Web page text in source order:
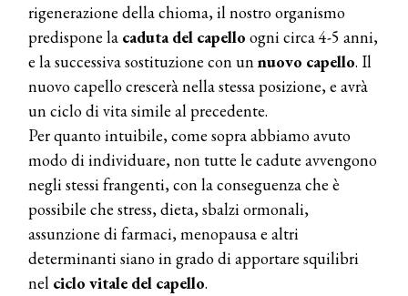
rigenerazione della chioma, il nostro organismo
predispone la caduta del capello ogni circa 4-5 anni,
e la successiva sostituzione con unnuovo capello. Il
nuovo capello crescerà nella stessa posizione, e avrà
un ciclo di vita simile al precedente.
Per quanto intuibile, come sopra abbiamo avuto
modo di individuare, non tutte le cadute avvengono
negli stessi frangenti, con la conseguenza che è
possibile che stress, dieta, sbalzi ormonali,
assunzione di farmaci, menopausa e altri
determinanti siano in grado di apportare squilibri
nel ciclo vitale del capello.